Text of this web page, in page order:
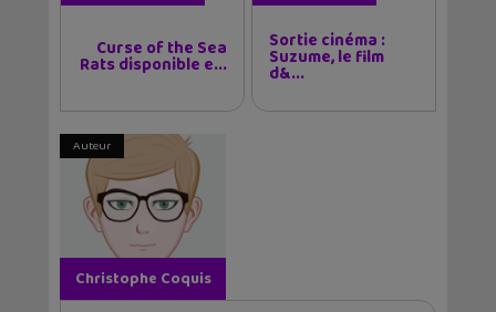
Curse of the Sea
Rats disponible e...
Sortie cinéma :
Suzume, le film
d&...
Auteur
Christophe Coquis